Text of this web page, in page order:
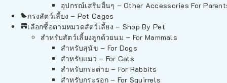
อุปกรณ์เสริมอื่นๆ – Other Accessories For
กรงสัตว์เลี้ยง – Pet Cages
เลือกซื้อตามหมวดสัตว์เลี้ยง – Shop By Pet
สำหรับสัตว์เลี้ยงลูกด้วยนม – For Mammals
สำหรับสุนัข – For Dogs
สำหรับแมว – For Cats
สำหรับกระต่าย – For Rabbits
สำหรับกระรอก – For Squirrels